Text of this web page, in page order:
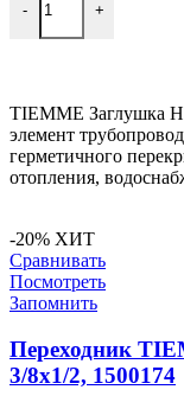
- +
TIEMME Заглушка
элемент
герметичного
отопления,
-20% ХИТ
Сравнивать
Посмотреть
Запомнить
Переходник
3/8х1/2, 1500174